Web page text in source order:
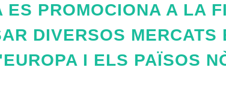
ES PROMOCIONA A LA
DIVERSOS MERCATS
I ELS PAÏSOS